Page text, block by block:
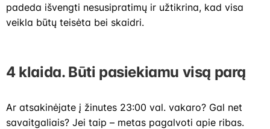
padeda išvengti nesusipratimų ir užtikrina, kad visa
veikla būtų teisėta bei skaidri.
4 klaida. Būti pasiekiamu visą parą
Ar atsakinėjate į žinutes 23:00 val. vakaro? Gal net
savaitgaliais? Jei taip – metas pagalvoti apie ribas.